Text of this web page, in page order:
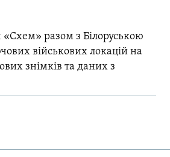
разом з Білоруською
військових локацій на
знімків та даних з